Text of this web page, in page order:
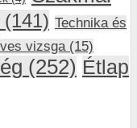
(141) Technika és
vizsga (15)
(252) Étlap